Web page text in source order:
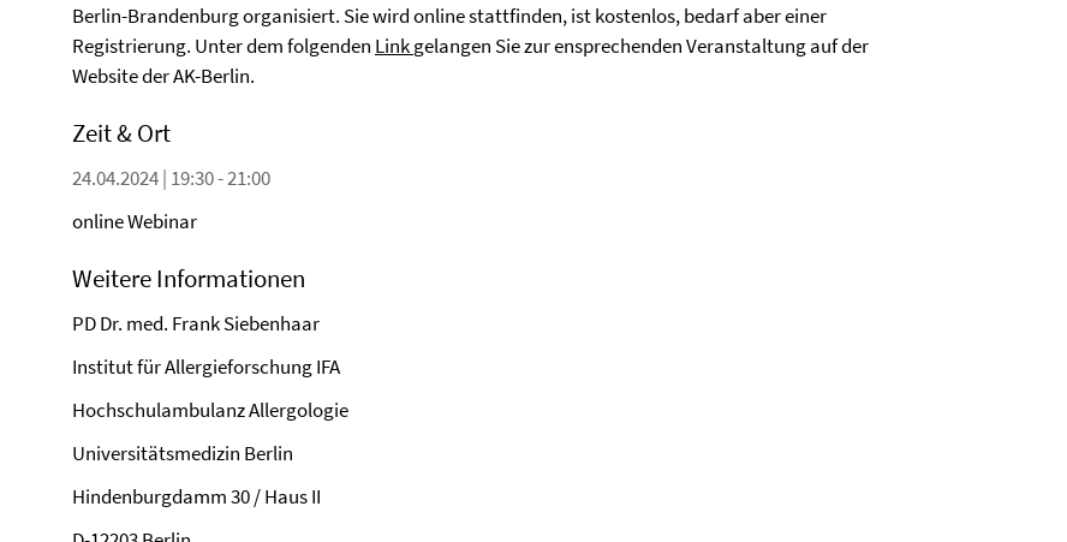
Berlin-Brandenburg organisiert. Sie wird online stattfinden, ist kostenlos, bedarf aber einer
Registrierung. Unter dem folgenden Linkgelangen Sie zur ensprechenden Veranstaltung auf der
Website der AK-Berlin.
Zeit & Ort
24.04.2024 | 19:30 - 21:00
online Webinar
Weitere Informationen
PD Dr. med. Frank Siebenhaar
Institut für Allergieforschung IFA
Hochschulambulanz Allergologie
Universitätsmedizin Berlin
Hindenburgdamm 30 / Haus II